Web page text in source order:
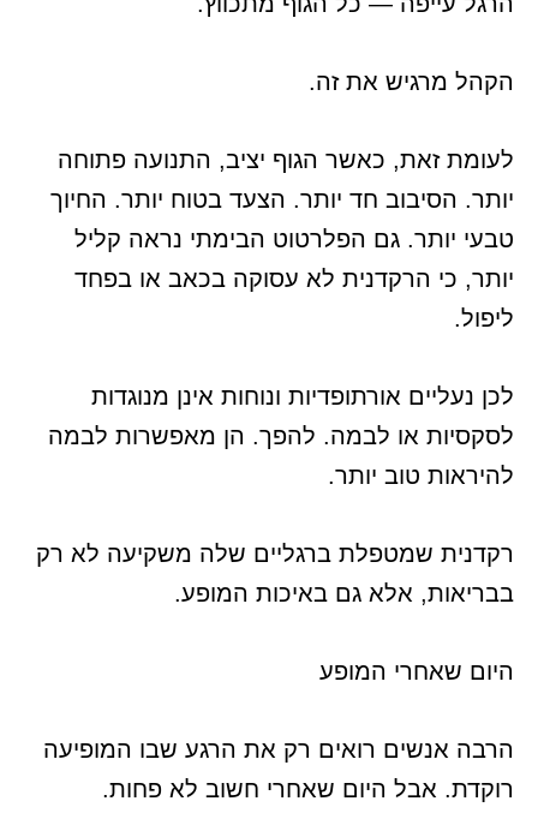
הקהל מרגיש את זה.
לעומת זאת, כאשר הגוף יציב, התנועה פתוחה
יותר. הסיבוב חד יותר. הצעד בטוח יותר. החיוך
טבעי יותר. גם הפלרטוט הבימתי נראה קליל
יותר, כי הרקדנית לא עסוקה בכאב או בפחד
ליפול.
לכן נעליים אורתופדיות ונוחות אינן מנוגדות
לסקסיות או לבמה. להפך. הן מאפשרות לבמה
להיראות טוב יותר.
רקדנית שמטפלת ברגליים שלה משקיעה לא רק
בבריאות, אלא גם באיכות המופע.
היום שאחרי המופע
הרבה אנשים רואים רק את הרגע שבו המופיעה
רוקדת. אבל היום שאחרי חשוב לא פחות.